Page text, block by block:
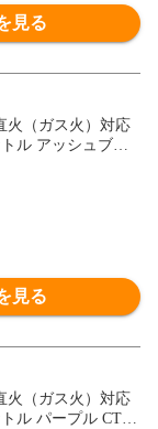
見る
火（ガス火）対応
ル アッシュブル
うろう 大容量 C
北海道・沖縄は99
見る
火（ガス火）対応
ル パープル CTP-